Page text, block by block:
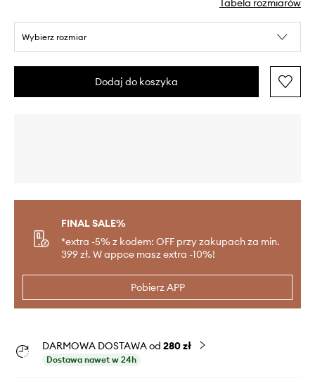
Tabela rozmiarów
Wybierz rozmiar
Dodaj do koszyka
FINAL SALE%
*extra -5% z kodem: OFF przy zakupach za min.
399 zł. W appce masz extra -10%!
Pobierz APP
DARMOWA DOSTAWA od 280 zł
Dostawa nawet w 24h